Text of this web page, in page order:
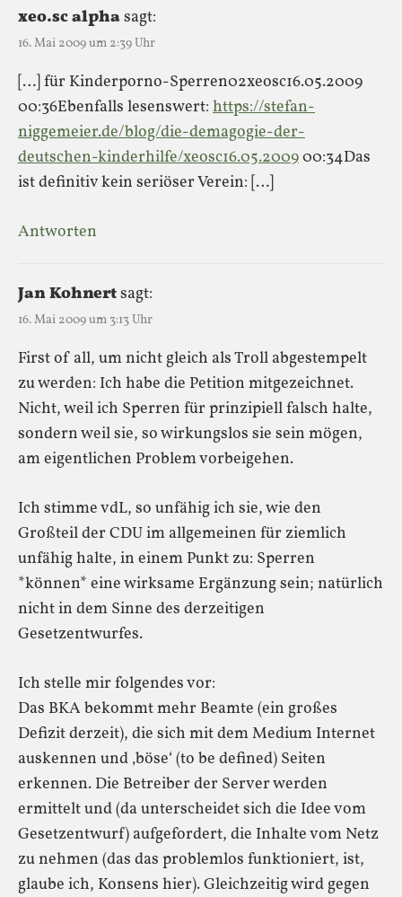
xeo.sc alphasagt:
16. Mai 2009 um 2:39 Uhr
[…] für Kinderporno-Sperren02xeosc16.05.2009
00:36Ebenfalls lesenswert: https://stefan-
niggemeier.de/blog/die-demagogie-der-
deutschen-kinderhilfe/xeosc16.05.200900:34Das
ist definitiv kein seriöser Verein: […]
Antworten
Jan Kohnertsagt:
16. Mai 2009 um 3:13 Uhr
First of all, um nicht gleich als Troll abgestempelt
zu werden: Ich habe die Petition mitgezeichnet.
Nicht, weil ich Sperren für prinzipiell falsch halte,
sondern weil sie, so wirkungslos sie sein mögen,
am eigentlichen Problem vorbeigehen.
Ich stimme vdL, so unfähig ich sie, wie den
Großteil der CDU im allgemeinen für ziemlich
unfähig halte, in einem Punkt zu: Sperren
*können* eine wirksame Ergänzung sein; natürlich
nicht in dem Sinne des derzeitigen
Gesetzentwurfes.
Ich stelle mir folgendes vor:
Das BKA bekommt mehr Beamte (ein großes
Defizit derzeit), die sich mit dem Medium Internet
auskennen und ‚böse‘ (to be defined) Seiten
erkennen. Die Betreiber der Server werden
ermittelt und (da unterscheidet sich die Idee vom
Gesetzentwurf) aufgefordert, die Inhalte vom Netz
zu nehmen (das das problemlos funktioniert, ist,
glaube ich, Konsens hier). Gleichzeitig wird gegen